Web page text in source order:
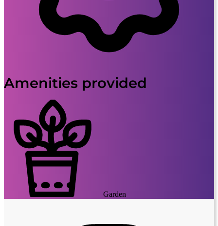
Amenities provided
Garden